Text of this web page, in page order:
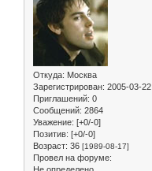
Откуда: Москва
Зарегистрирован: 2005-03-22
Приглашений: 0
Сообщений: 2864
Уважение: [+0/-0]
Позитив: [+0/-0]
Возраст: 36 [1989-08-17]
Провел на форуме: